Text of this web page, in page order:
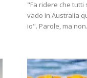
"Fa ridere che tutti
vado in Australia
io". Parole, ma